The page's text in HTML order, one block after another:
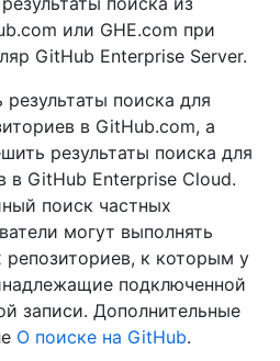
или GHE.com при
GitHub Enterprise Server.
поиска для
в GitHub.com, а
результаты поиска для
в GitHub Enterprise Cloud.
поиск частных
могут выполнять
репозиториев, к которым у
подключенной
записи. Дополнительные
О поиске на GitHub.